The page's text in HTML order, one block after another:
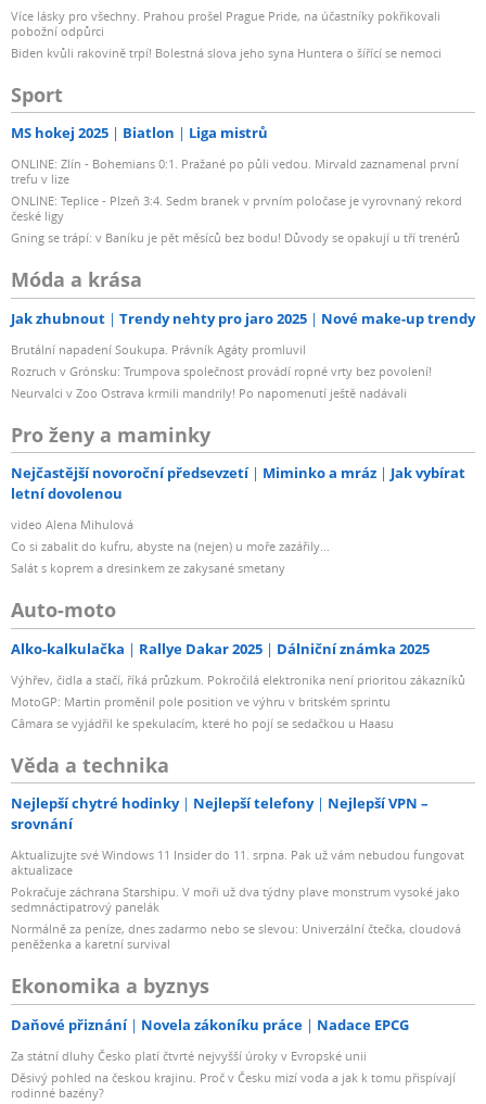
Více lásky pro všechny. Prahou prošel Prague Pride, na účastníky pokřikovali
pobožní odpůrci
Biden kvůli rakovině trpí! Bolestná slova jeho syna Huntera o šířící se nemoci
Sport
MS hokej 2025 Biatlon Liga mistrů
ONLINE: Zlín - Bohemians 0:1. Pražané po půli vedou. Mirvald zaznamenal první
trefu v lize
ONLINE: Teplice - Plzeň 3:4. Sedm branek v prvním poločase je vyrovnaný rekord
české ligy
Gning se trápí: v Baníku je pět měsíců bez bodu! Důvody se opakují u tří trenérů
Móda a krása
Jak zhubnout Trendy nehty pro jaro 2025 Nové make-up trendy
Brutální napadení Soukupa. Právník Agáty promluvil
Rozruch v Grónsku: Trumpova společnost provádí ropné vrty bez povolení!
Neurvalci v Zoo Ostrava krmili mandrily! Po napomenutí ještě nadávali
Pro ženy a maminky
Nejčastější novoroční předsevzetí Miminko a mráz
Jak vybírat
letní dovolenou
video Alena Mihulová
Co si zabalit do kufru, abyste na (nejen) u moře zazářily...
Salát s koprem a dresinkem ze zakysané smetany
Auto-moto
Alko-kalkulačka Rallye Dakar 2025 Dálniční známka 2025
Výhřev, čidla a stačí, říká průzkum. Pokročilá elektronika není prioritou zákazníků
MotoGP: Martin proměnil pole position ve výhru v britském sprintu
Câmara se vyjádřil ke spekulacím, které ho pojí se sedačkou u Haasu
Věda a technika
Nejlepší chytré hodinky Nejlepší telefony
Nejlepší VPN –
srovnání
Aktualizujte své Windows 11 Insider do 11. srpna. Pak už vám nebudou fungovat
aktualizace
Pokračuje záchrana Starshipu. V moři už dva týdny plave monstrum vysoké jako
sedmnáctipatrový panelák
Normálně za peníze, dnes zadarmo nebo se slevou: Univerzální čtečka, cloudová
peněženka a karetní survival
Ekonomika a byznys
Daňové přiznání Novela zákoníku práce Nadace EPCG
Za státní dluhy Česko platí čtvrté nejvyšší úroky v Evropské unii
Děsivý pohled na českou krajinu. Proč v Česku mizí voda a jak k tomu přispívají
rodinné bazény?